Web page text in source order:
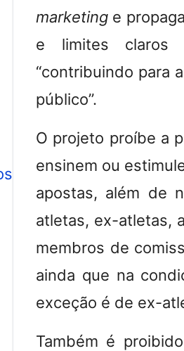
marketing e
e limites claros
“contribuindo para
público”.
O projeto proíbe a
ensinem ou
apostas, além de
atletas, ex-atletas,
membros de
ainda que na
exceção é de ex-
Também é